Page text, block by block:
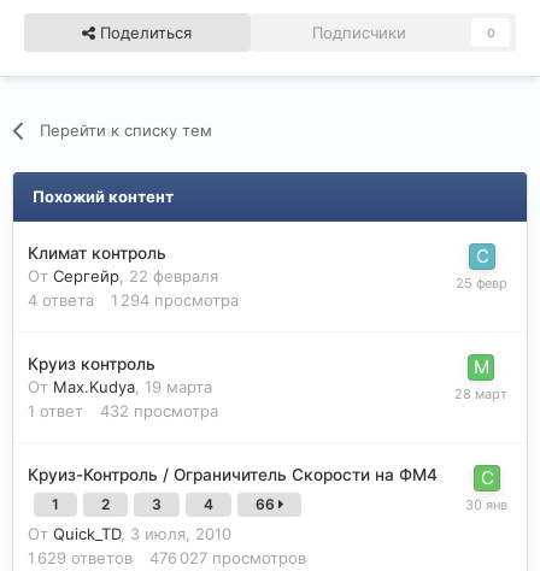
Поделиться Подписчики 0
Перейти к списку тем
Похожий контент
Климат контроль
От Сергейр 22 февраля
4 ответа 1 294 просмотра
Круиз контроль
От Max.Kudya 19 марта
1 ответ 432 просмотра
Круиз-Контроль / Ограничитель Скорости на ФМ4
1 2 3 4 66
От Quick_TD, 3 июля, 2010
1 629 ответов 476 027 просмотров